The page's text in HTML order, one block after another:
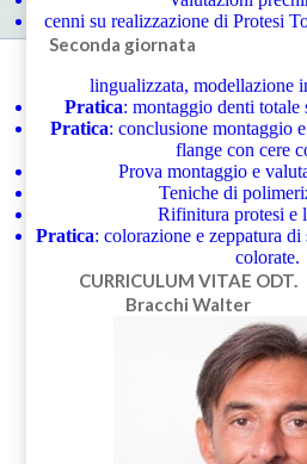
cenni su realizzazione di Protesi
Seconda giornata
lingualizzata, modellazione
Pratica: montaggio denti totale
Pratica: conclusione montaggio
flange con cere
Prova montaggio e
Teniche di
Rifinitura protesi e
Pratica: colorazione e zeppatura
colorate.
CURRICULUM VITAE ODT.
Bracchi Walter